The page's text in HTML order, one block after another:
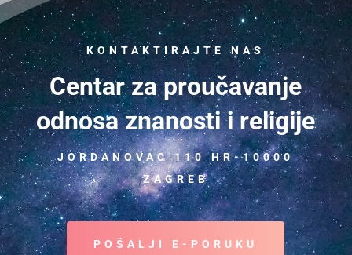
KONTAKTIRAJTE NAS
Centar za proučavanje
odnosa znanosti i religije
JORDANOVAC 110 HR-10000
ZAGREB
POŠALJI E-PORUKU